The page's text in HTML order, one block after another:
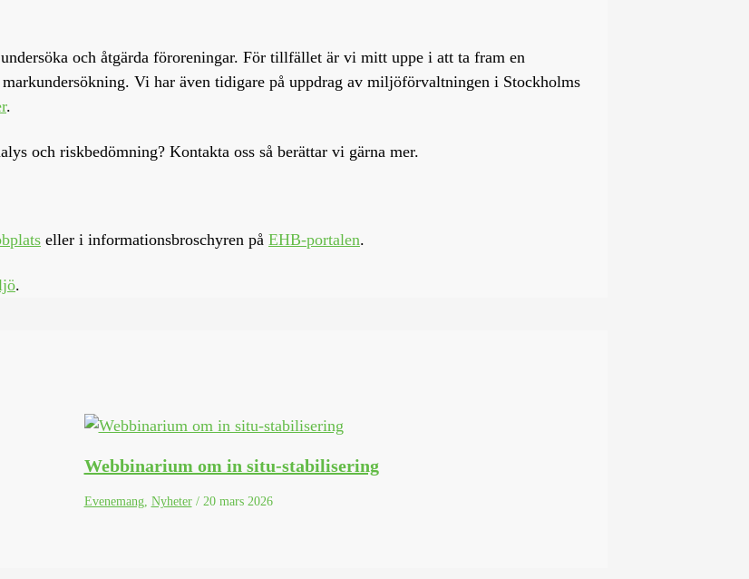
och åtgärda föroreningar. För tillfället är vi mitt uppe i att ta fram en
Vi har även tidigare på uppdrag av miljöförvaltningen i Stockholms
.
och riskbedömning? Kontakta oss så berättar vi gärna mer.
eller i informationsbroschyren på EHB-portalen.
.
Webbinarium om in situ-stabilisering
Evenemang, Nyheter/ 20 mars 2026